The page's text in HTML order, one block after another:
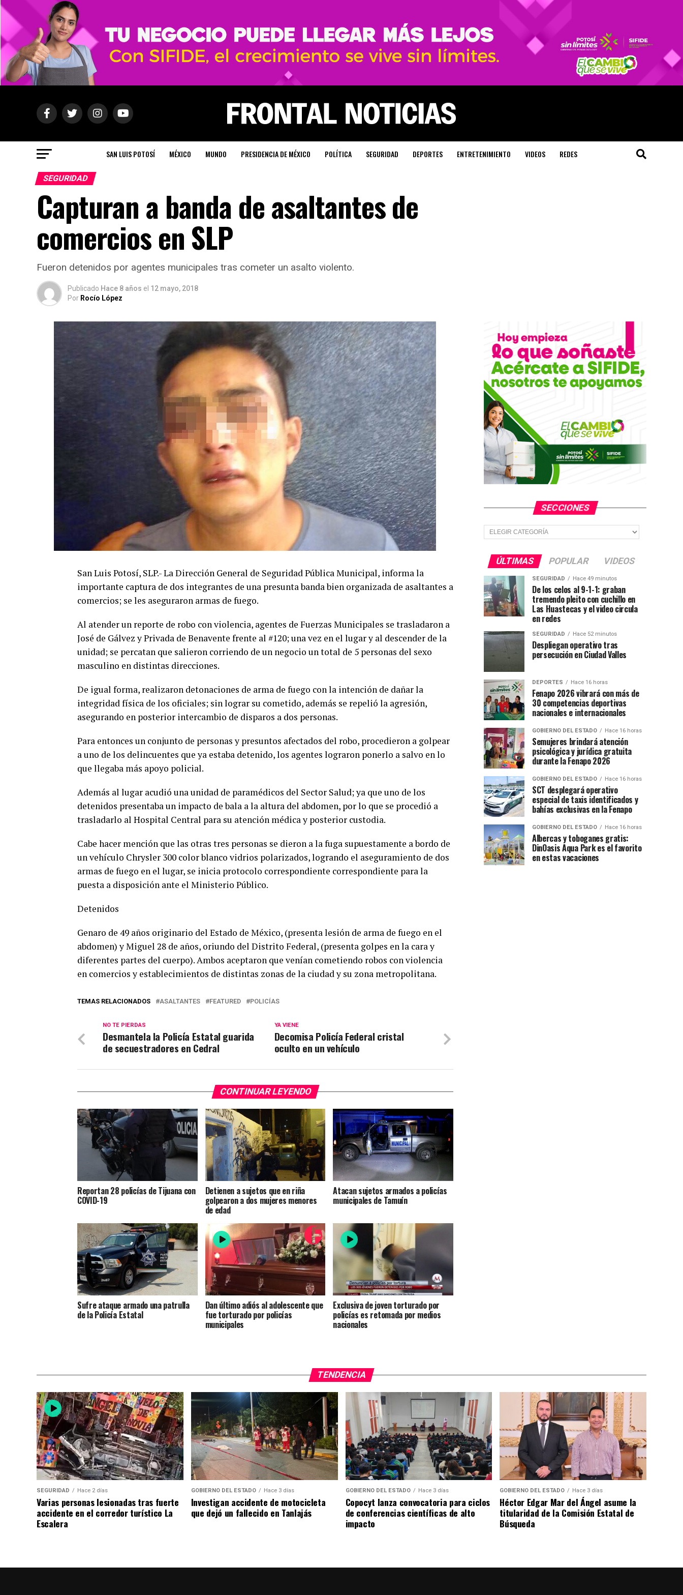
SAN LUIS POTOSÍ MÉXICO MUNDO PRESIDENCIA DE MÉXICO POLÍTICA SEGURIDAD DEPORTES ENTRETENIMIENTO VIDEOS REDES
SEGURIDAD
Capturan a banda de asaltantes de
comercios en SLP
Fueron detenidos por agentes municipales tras cometer un asalto violento.
Publicado Hace 8 años el 12 mayo, 2018
Por Rocío López
San Luis Potosí, SLP.- La Dirección General de Seguridad Pública Municipal, informa la
importante captura de dos integrantes de una presunta banda bien organizada de asaltantes a
comercios; se les aseguraron armas de fuego.
Al atender un reporte de robo con violencia, agentes de Fuerzas Municipales se trasladaron a
José de Gálvez y Privada de Benavente frente al #120; una vez en el lugar y al descender de la
unidad; se percatan que salieron corriendo de un negocio un total de 5 personas del sexo
masculino en distintas direcciones.
De igual forma, realizaron detonaciones de arma de fuego con la intención de dañar la
integridad física de los oficiales; sin lograr su cometido, además se repelió la agresión,
asegurando en posterior intercambio de disparos a dos personas.
Para entonces un conjunto de personas y presuntos afectados del robo, procedieron a golpear
a uno de los delincuentes que ya estaba detenido, los agentes lograron ponerlo a salvo en lo
que llegaba más apoyo policial.
Además al lugar acudió una unidad de paramédicos del Sector Salud; ya que uno de los
detenidos presentaba un impacto de bala a la altura del abdomen, por lo que se procedió a
trasladarlo al Hospital Central para su atención médica y posterior custodia.
Cabe hacer mención que las otras tres personas se dieron a la fuga supuestamente a bordo de
un vehículo Chrysler 300 color blanco vidrios polarizados, logrando el aseguramiento de dos
armas de fuego en el lugar, se inicia protocolo correspondiente correspondiente para la
puesta a disposición ante el Ministerio Público.
Detenidos
Genaro de 49 años originario del Estado de México, (presenta lesión de arma de fuego en el
abdomen) y Miguel 28 de años, oriundo del Distrito Federal, (presenta golpes en la cara y
diferentes partes del cuerpo). Ambos aceptaron que venían cometiendo robos con violencia
en comercios y establecimientos de distintas zonas de la ciudad y su zona metropolitana.
TEMAS RELACIONADOS ASALTANTES FEATURED POLICÍAS
YA VIENE
Decomisa Policía Federal cristal
oculto en un vehículo
NO TE PIERDAS
Desmantela la Policía Estatal guarida
de secuestradores en Cedral
CONTINUAR LEYENDO
Reportan 28 policías de Tijuana con
COVID-19
Detienen a sujetos que en riña
golpearon a dos mujeres menores
de edad
Atacan sujetos armados a policías
municipales de Tamuín
Sufre ataque armado una patrulla
de la Policía Estatal
Dan último adiós al adolescente que
fue torturado por policías
municipales
Exclusiva de joven torturado por
policías es retomada por medios
nacionales
SECCIONES
Secciones
ÚLTIMAS POPULAR VIDEOS
SEGURIDAD Hace 49 minutos
De los celos al 9-1-1: graban
tremendo pleito con cuchillo en
Las Huastecas y el video circula
en redes
SEGURIDAD Hace 52 minutos
Despliegan operativo tras
persecución en Ciudad Valles
DEPORTES Hace 16 horas
Fenapo 2026 vibrará con más de
30 competencias deportivas
nacionales e internacionales
GOBIERNO DEL ESTADO Hace 16 horas
Semujeres brindará atención
psicológica y jurídica gratuita
durante la Fenapo 2026
GOBIERNO DEL ESTADO Hace 16 horas
SCT desplegará operativo
especial de taxis identificados y
bahías exclusivas en la Fenapo
GOBIERNO DEL ESTADO Hace 16 horas
Albercas y toboganes gratis:
DinOasis Aqua Park es el favorito
en estas vacaciones
TENDENCIA
SEGURIDAD Hace 2 días
Varias personas lesionadas tras fuerte
accidente en el corredor turístico La
Escalera
GOBIERNO DEL ESTADO Hace 3 días
Investigan accidente de motocicleta
que dejó un fallecido en Tanlajás
GOBIERNO DEL ESTADO Hace 3 días
Copocyt lanza convocatoria para ciclos
de conferencias científicas de alto
impacto
GOBIERNO DEL ESTADO Hace 3 días
Héctor Edgar Mar del Ángel asume la
titularidad de la Comisión Estatal de
Búsqueda